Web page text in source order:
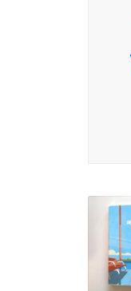
소통
김금
김애란
과정
천선
외로